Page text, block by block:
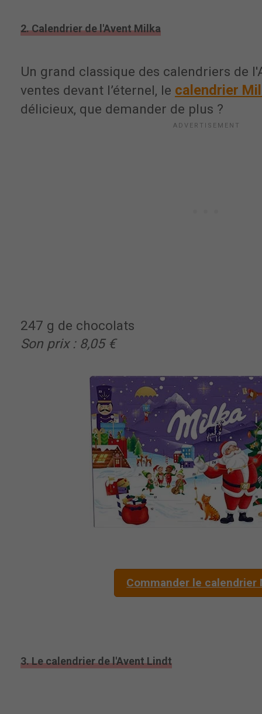
2. Calendrier de l'Avent Milka
Un grand classique des calendriers de
ventes devant l’éternel, le calendrier
délicieux, que demander de plus ?
247 g de chocolats
Son prix : 8,05 €
Commander le calendrier
3. Le calendrier de l'Avent Lindt